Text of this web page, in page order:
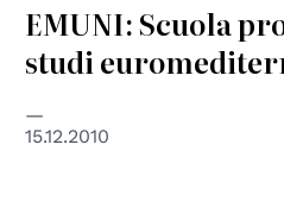
EMUNI: Scuola
studi
15.12.2010